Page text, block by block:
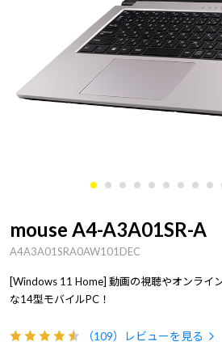
mouse A4-A3A01SR-A
A4A3A01SRA0AW101DEC
[Windows 11 Home] 動画の視聴やオンライ
な14型モバイルPC！
（109） レビューを見る